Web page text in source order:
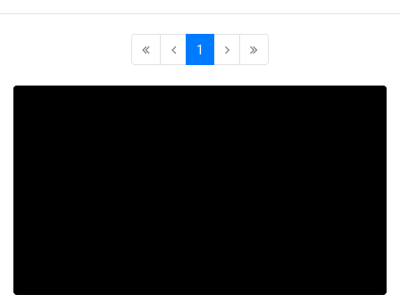
1 (current)